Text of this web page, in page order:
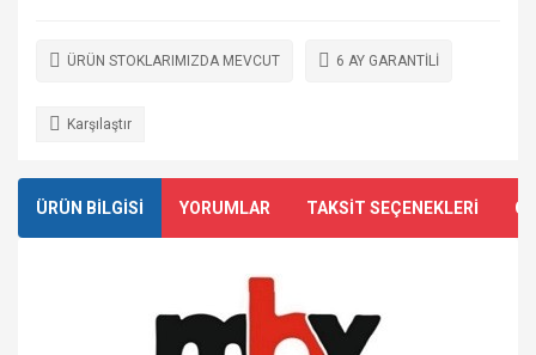
ÜRÜN STOKLARIMIZDA MEVCUT 6 AY GARANTİLİ
Karşılaştır
ÜRÜN BİLGİSİ YORUMLAR TAKSİT SEÇENEKLERİ